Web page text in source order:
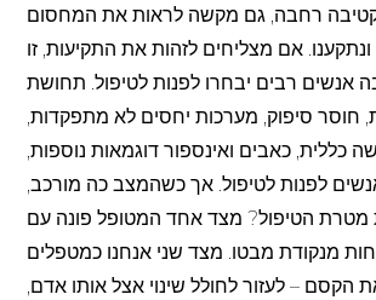
רחבה, גם מקשה לראות את המחסום
אם מצליחים לזהות את התקיעות, זו
אנשים רבים יבחרו לפנות לטיפול. תחושת
חוסר סיפוק, מערכות יחסים לא מתפקדות,
כללית, כאבים ואינספור דוגמאות נוספות,
לפנות לטיפול. אך כשהמצב כה מורכב,
מטרת הטיפול? מצד אחד המטופל פונה עם
מנקודת מבטו. מצד שני אנחנו כמטפלים
הקסם – לעזור לחולל שינוי אצל אותו אדם,